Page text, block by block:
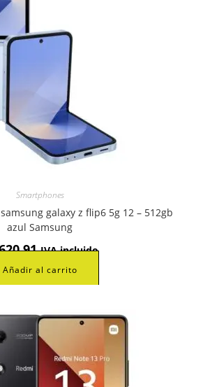
Smartphones
galaxy z flip6 5g 12 – 512gb
azul Samsung
IVA incluido
Añadir al carrito